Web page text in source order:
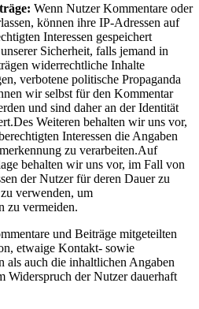
Wenn Nutzer Kommentare oder
können ihre IP-Adressen auf
Interessen gespeichert
Sicherheit, falls jemand in
widerrechtliche Inhalte
verbotene politische Propaganda
wir selbst für den Kommentar
und sind daher an der Identität
Weiteren behalten wir uns vor,
Interessen die Angaben
zu verarbeiten.Auf
behalten wir uns vor, im Fall von
der Nutzer für deren Dauer zu
verwenden, um
zu vermeiden.
und Beiträge mitgeteilten
etwaige Kontakt- sowie
als auch die inhaltlichen Angaben
Widerspruch der Nutzer dauerhaft